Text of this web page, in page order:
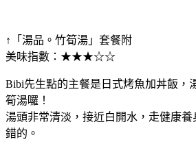
↑「湯品。竹筍湯」套餐附
美味指數：★★★☆☆
Bibi先生點的主餐是日式烤魚加丼飯，
筍湯囉！
湯頭非常清淡，接近白開水，走健康
錯的。